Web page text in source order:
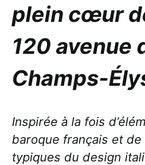
plein cœur
120 avenue
Champs-
Inspirée à la fois
baroque français et
typiques du design